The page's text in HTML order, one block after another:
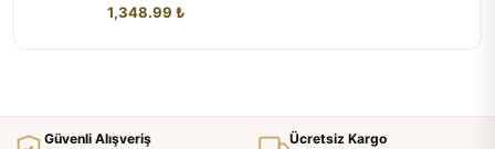
1,348.99 ₺
Güvenli Alışveriş Ücretsiz Kargo